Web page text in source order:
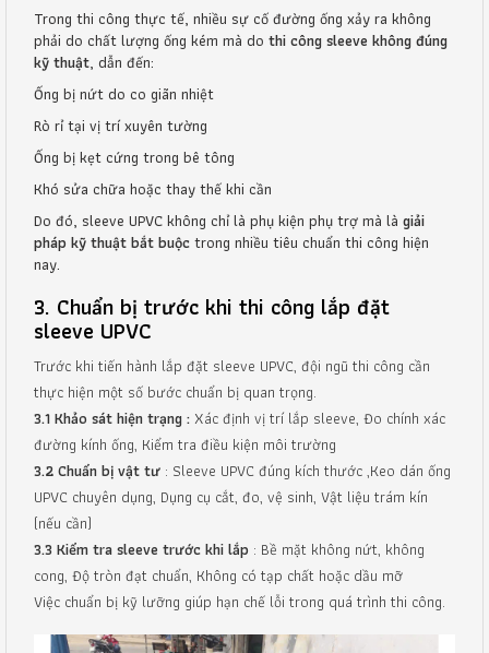
Trong thi công thực tế, nhiều sự cố đường ống xảy ra không
phải do chất lượng ống kém mà do thi công sleeve không đúng
kỹ thuật, dẫn đến:
Ống bị nứt do co giãn nhiệt
Rò rỉ tại vị trí xuyên tường
Ống bị kẹt cứng trong bê tông
Khó sửa chữa hoặc thay thế khi cần
Do đó, sleeve UPVC không chỉ là phụ kiện phụ trợ mà là giải
pháp kỹ thuật bắt buộctrong nhiều tiêu chuẩn thi công hiện
nay.
3. Chuẩn bị trước khi thi công lắp đặt
sleeve UPVC
Trước khi tiến hành lắp đặt sleeve UPVC, đội ngũ thi công cần
thực hiện một số bước chuẩn bị quan trọng.
3.1 Khảo sát hiện trạng : Xác định vị trí lắp sleeve, Đo chính xác
đường kính ống, Kiểm tra điều kiện môi trường
3.2 Chuẩn bị vật tư : Sleeve UPVC đúng kích thước ,Keo dán ống
UPVC chuyên dụng, Dụng cụ cắt, đo, vệ sinh, Vật liệu trám kín
(nếu cần)
3.3 Kiểm tra sleeve trước khi lắp : Bề mặt không nứt, không
cong, Độ tròn đạt chuẩn, Không có tạp chất hoặc dầu mỡ
Việc chuẩn bị kỹ lưỡng giúp hạn chế lỗi trong quá trình thi công.